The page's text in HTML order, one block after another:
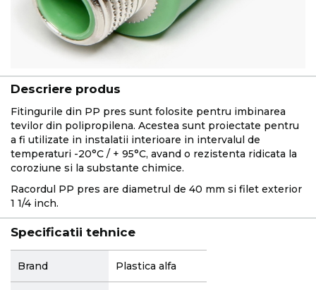
Descriere produs
Fitingurile din PP pres sunt folosite pentru imbinarea
tevilor din polipropilena. Acestea sunt proiectate pentru
a fi utilizate in instalatii interioare in intervalul de
temperaturi -20°C / + 95°C, avand o rezistenta ridicata la
coroziune si la substante chimice.
Racordul PP pres are diametrul de 40 mm si filet exterior
1 1/4 inch.
Specificatii tehnice
Brand Plastica alfa